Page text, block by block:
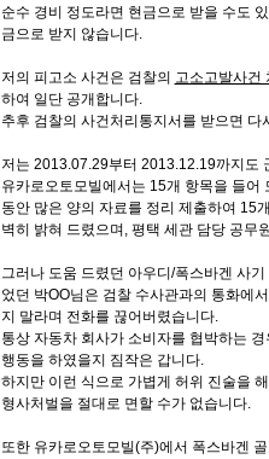
순수 경비 정도라면 현금으로 받을 수도
금으로 받지 않습니다.
저의 피고소 사건은 검찰의 고소고발사건
하여 일단 공개합니다.
추후 검찰의 사건처리통지서를 받으면 다
저는 2013.07.29부터 2013.12.19까지도
유카로오토모빌에서는 15개 항목을 들
동안 많은 양의 자료를 정리 제출하여 15
벽히 밝혀 드렸으며, 평택 세관 담당 공무
그러나 도움 드렸던 아우디/폭스바겐 사
었던 박OO님은 검찰 수사관과의 통화에
지 말라며 전화를 끊어버렸습니다.
통상 자동차 회사가 소비자를 협박하는
행동을 하였을지 짐작은 갑니다.
하지만 이런 식으로 가볍게 허위 진술을
형사처벌을 절대로 면할 수가 없습니다.
또한 유카로오토모빌(주)에서 폭스바겐